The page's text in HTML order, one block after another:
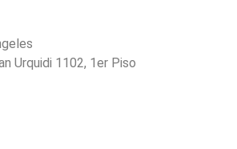
Urquidi 1102, 1er Piso